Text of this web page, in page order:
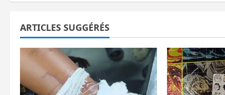
g
a
t
i
ARTICLES SUGGÉRÉS